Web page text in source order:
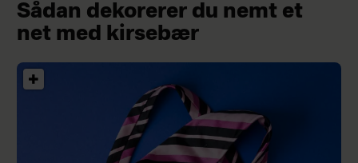
Sådan dekorerer du nemt et
net med kirsebær